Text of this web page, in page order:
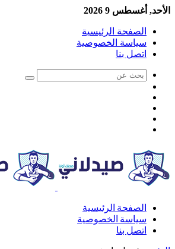
الأحد, أغسطس 9 2026
الصفحة الرئيسية
سياسة الخصوصية
اتصل بنا
الصفحة الرئيسية
سياسة الخصوصية
اتصل بنا